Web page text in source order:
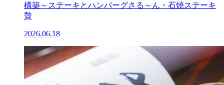
構築～ステーキとハンバーグさる～ん・石焼ステーキ
贅
2026.06.18